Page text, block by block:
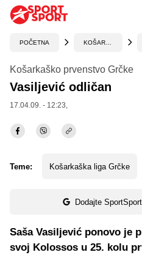
POČETNA
Košarkaško prvenstvo Grčke
Vasiljević odličan
17.04.09. - 12:23,
Teme: Košarkaška liga Grčke
Dodajte
Saša Vasiljević ponovo je
svoj Kolossos u 25. kolu